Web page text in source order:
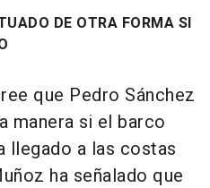
DE OTRA FORMA SI
que Pedro Sánchez
manera si el barco
llegado a las costas
ha señalado que